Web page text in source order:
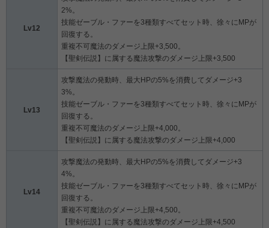
Lv12
2%。
技能ゼーブル・ファーを3種類すべてセット時、徐々にMPが
回復する。
重複不可魔法のダメージ上限+3,500。
【聖剣伝説】に属する魔法攻撃のダメージ上限+3,500
Lv13
攻撃魔法の発動時、最大HPの5%を消費してダメージ+3
3%。
技能ゼーブル・ファーを3種類すべてセット時、徐々にMPが
回復する。
重複不可魔法のダメージ上限+4,000。
【聖剣伝説】に属する魔法攻撃のダメージ上限+4,000
Lv14
攻撃魔法の発動時、最大HPの5%を消費してダメージ+3
4%。
技能ゼーブル・ファーを3種類すべてセット時、徐々にMPが
回復する。
重複不可魔法のダメージ上限+4,500。
【聖剣伝説】に属する魔法攻撃のダメージ上限+4,500